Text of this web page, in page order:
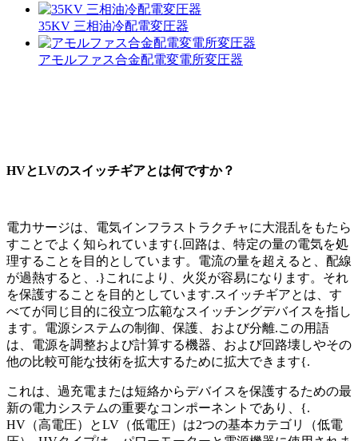
35KV 三相油冷配電変圧器
アモルファス合金配電変電所変圧器
HVとLVのスイッチギアとは何ですか？
電力サージは、電気インフラストラクチャに大混乱をもたら
すことでよく知られています{.回路は、特定の量の電気を処
理することを目的としています。電流の量を超えると、配線
が過熱すると、.}これにより、火災が容易になります。それ
を保護することを目的としています.スイッチギアとは、す
べてが同じ目的に役立つ広範なスイッチングデバイスを指し
ます。電源システムの制御、保護、および分離.この用語
は、電源を調整および計算する機器、および回路壊しやその
他の比較可能な技術を拡大するために拡大できます{.
これは、過充電または短絡からデバイスを保護するための最
新の電力システムの重要なコンポーネントであり、{.
HV（高電圧）とLV（低電圧）は2つの基本カテゴリ（低電